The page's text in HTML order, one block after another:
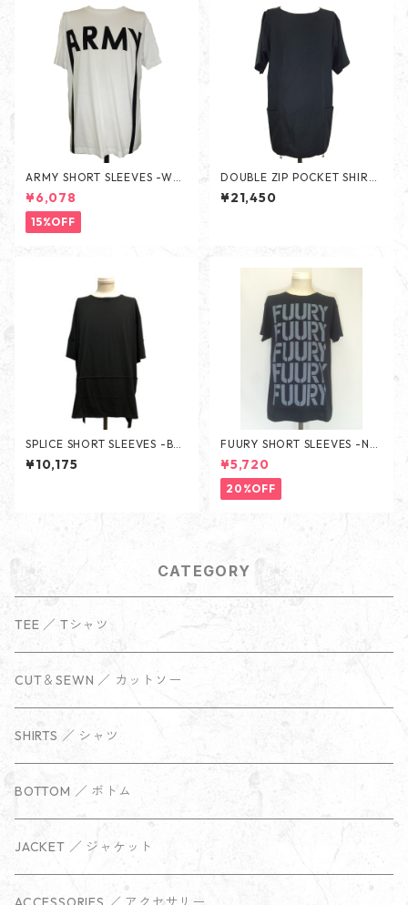
ARMY SHORT SLEEVES -WHI
TE-
¥6,078
15%OFF
DOUBLE ZIP POCKET SHIRTS
-BLACK-
¥21,450
SPLICE SHORT SLEEVES -BLA
CK-
¥10,175
FUURY SHORT SLEEVES -NA
VY-
¥5,720
20%OFF
CATEGORY
TEE ／ Tシャツ
CUT＆SEWN ／ カットソー
SHIRTS ／ シャツ
BOTTOM ／ ボトム
JACKET ／ ジャケット